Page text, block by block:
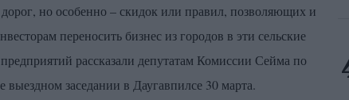
дорог, но особенно – скидок или правил, позволяющих и
переносить бизнес из городов в эти сельские
рассказали депутатам Комиссии Сейма по
заседании в Даугавпилсе 30 марта.